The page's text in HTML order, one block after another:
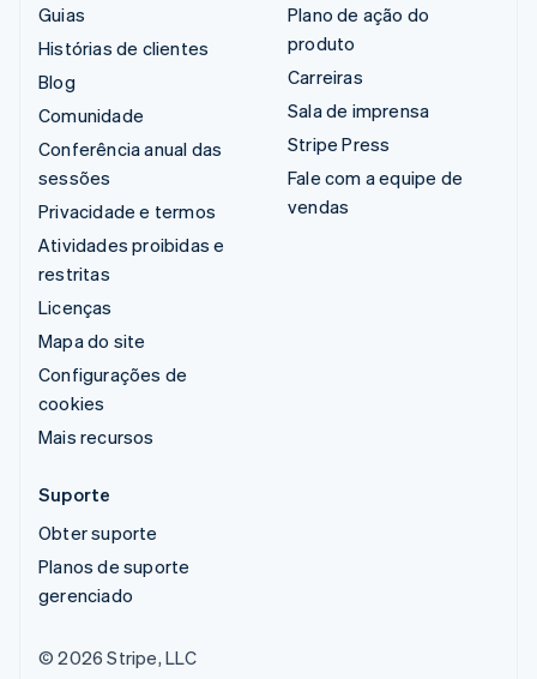
Guias
Histórias de clientes
Blog
Comunidade
Conferência anual das
sessões
Privacidade e termos
Atividades proibidas e
restritas
Licenças
Mapa do site
Configurações de
cookies
Mais recursos
Plano de ação do
produto
Carreiras
Sala de imprensa
Stripe Press
Fale com a equipe de
vendas
Suporte
Obter suporte
Planos de suporte
gerenciado
© 2026 Stripe, LLC